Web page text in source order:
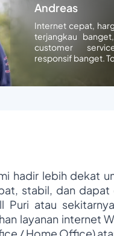
Andreas
Internet cepat,
terjangkau
customer
responsif banget.
hadir lebih dekat
stabil, dan dapat
Puri atau
layanan internet